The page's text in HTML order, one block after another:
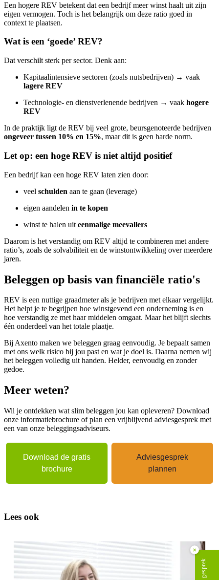
Een hogere REV betekent dat een bedrijf meer winst haalt uit zijn
eigen vermogen. Toch is het belangrijk om deze ratio goed in
context te plaatsen.
Wat is een ‘goede’ REV?
Dat verschilt sterk per sector. Denk aan:
Kapitaalintensieve sectoren (zoals nutsbedrijven) → vaak
lagere REV
Technologie- en dienstverlenende bedrijven → vaak hogere
REV
In de praktijk ligt de REV bij veel grote, beursgenoteerde bedrijven
ongeveer tussen 10% en 15%, maar dit is geen harde norm.
Let op: een hoge REV is niet altijd positief
Een bedrijf kan een hoge REV laten zien door:
veel schulden aan te gaan (leverage)
eigen aandelen in te kopen
winst te halen uit eenmalige meevallers
Daarom is het verstandig om REV altijd te combineren met andere
ratio’s, zoals de solvabiliteit en de winstontwikkeling over meerdere
jaren.
Beleggen op basis van financiële ratio's
REV is een nuttige graadmeter als je bedrijven met elkaar vergelijkt.
Het helpt je te begrijpen hoe winstgevend een onderneming is en
hoe verstandig ze met haar middelen omgaat. Maar het blijft slechts
één onderdeel van het totale plaatje.
Bij Axento maken we beleggen graag eenvoudig. Je bepaalt samen
met ons welk risico bij jou past en wat je doel is. Daarna nemen wij
het beleggen volledig uit handen. Helder, eenvoudig en zonder
gedoe.
Meer weten?
Wil je ontdekken wat slim beleggen jou kan opleveren? Download
onze informatiebrochure of plan een vrijblijvend adviesgesprek met
een van onze beleggingsadviseurs.
Download de gratis
brochure
Adviesgesprek
plannen
Lees ook
×